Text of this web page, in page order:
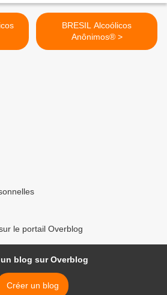
BRESIL Alcoólicos
Anônimos® >
le portail Overblog
un blog sur Overblog
Créer un blog